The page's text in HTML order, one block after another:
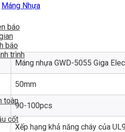
báo
báo
trình
toàn
cốt
Máng Nhựa
Máng nhựa GWD-5055 Giga
50mm
90-100pcs
Xếp hạng khả năng cháy của